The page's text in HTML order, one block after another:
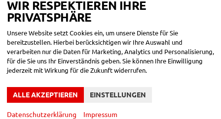
SICHERHEIT & ASSISTENZ
Fahrer- und abschaltbarer Beifahrerairbag
Kopfairbags vorn und hinten, Seitenairbags und Center-Airbag
vorn
vorhanden
Isofix-Verankerung auf dem Beifahrersitz und den äußeren
Rücksitzen, inkl. Top-Tether
Regensensor und Fahrlichtassistent (Easy Light Assist)
Verkehrszeichenerkennung
WIR RESPEKTIEREN IHRE
PRIVATSPHÄRE
Unsere Website setzt Cookies ein, um unsere Dienste für Sie
bereitzustellen. Hierbei berücksichtigen wir Ihre Auswahl und
verarbeiten nur die Daten für Marketing, Analytics und Personalisierung,
für die Sie uns Ihr Einverständnis geben. Sie können Ihre Einwilligung
jederzeit mit Wirkung für die Zukunft widerrufen.
ALLE AKZEPTIEREN EINSTELLUNGEN
Datenschutzerklärung Impressum